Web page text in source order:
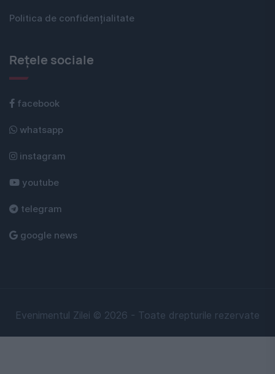
Politica de confidențialitate
Rețele sociale
facebook
whatsapp
instagram
youtube
telegram
google news
Evenimentul Zilei © 2026 - Toate drepturile rezervate